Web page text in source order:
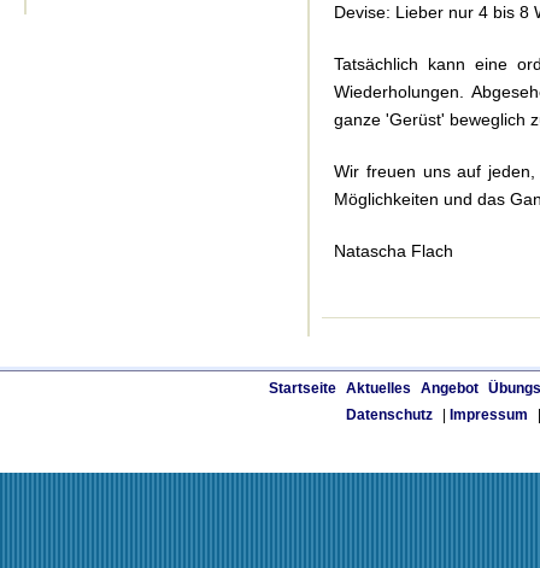
Devise: Lieber nur 4 bis 8
Tatsächlich kann eine
Wiederholungen.
ganze 'Gerüst' beweglich
Wir freuen uns auf
Möglichkeiten und das
Natascha Flach
Startseite Aktuelles Angebot
Datenschutz
Impressum